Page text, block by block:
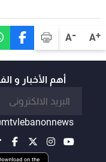
A+
A-
أهم الأخبار و